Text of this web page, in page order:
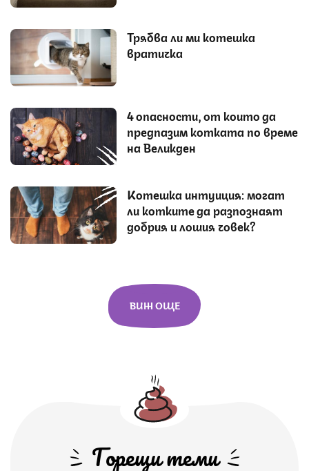
Трябва ли ми котешка
вратичка
4 опасности, от които да
предпазим котката по време
на Великден
Котешка интуиция: могат
ли котките да разпознаят
добрия и лошия човек?
ВИЖ ОЩЕ
Горещи теми